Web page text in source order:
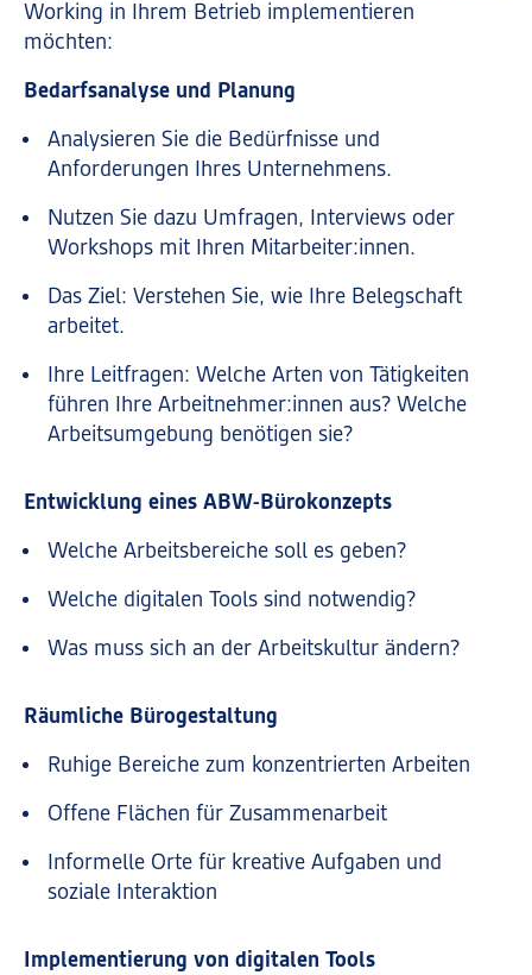
Working in Ihrem Betrieb implementieren
möchten:
Bedarfsanalyse und Planung
Analysieren Sie die Bedürfnisse und
Anforderungen Ihres Unternehmens.
Nutzen Sie dazu Umfragen, Interviews oder
Workshops mit Ihren Mitarbeiter:innen.
Das Ziel: Verstehen Sie, wie Ihre Belegschaft
arbeitet.
Ihre Leitfragen: Welche Arten von Tätigkeiten
führen Ihre Arbeitnehmer:innen aus? Welche
Arbeitsumgebung benötigen sie?
Entwicklung eines ABW-Bürokonzepts
Welche Arbeitsbereiche soll es geben?
Welche digitalen Tools sind notwendig?
Was muss sich an der Arbeitskultur ändern?
Räumliche Bürogestaltung
Ruhige Bereiche zum konzentrierten Arbeiten
Offene Flächen für Zusammenarbeit
Informelle Orte für kreative Aufgaben und
soziale Interaktion
Implementierung von digitalen Tools